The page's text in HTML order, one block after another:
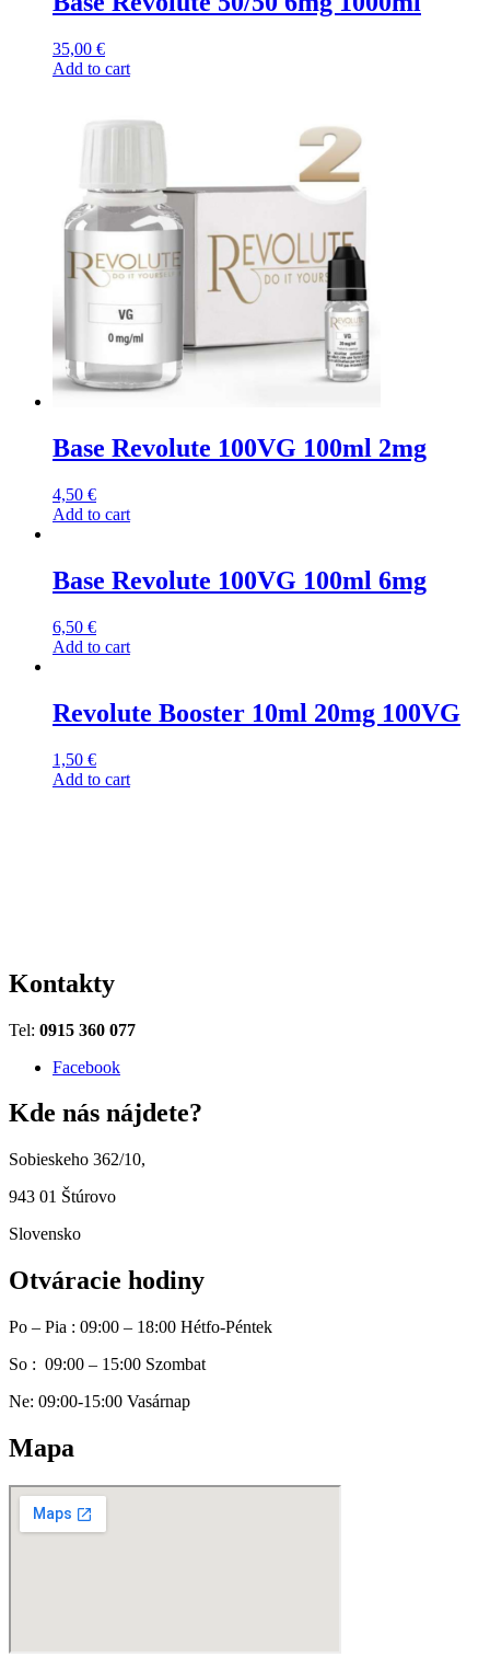
35,00 €
Add to cart
Base Revolute 100VG 100ml 2mg
4,50 €
Add to cart
Base Revolute 100VG 100ml 6mg
6,50 €
Add to cart
Revolute Booster 10ml 20mg 100VG
1,50 €
Add to cart
Kontakty
Tel: 0915 360 077
Facebook
Kde nás nájdete?
Sobieskeho 362/10,
943 01 Štúrovo
Slovensko
Otváracie hodiny
Po – Pia : 09:00 – 18:00 Hétfo-Péntek
So : 09:00 – 15:00 Szombat
Ne: 09:00-15:00 Vasárnap
Mapa